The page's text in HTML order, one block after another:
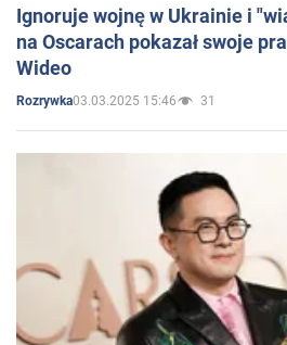
Ignoruje wojnę w Ukrainie i
na Oscarach pokazał swoje
Wideo
Rozrywka03.03.2025 15:46 31